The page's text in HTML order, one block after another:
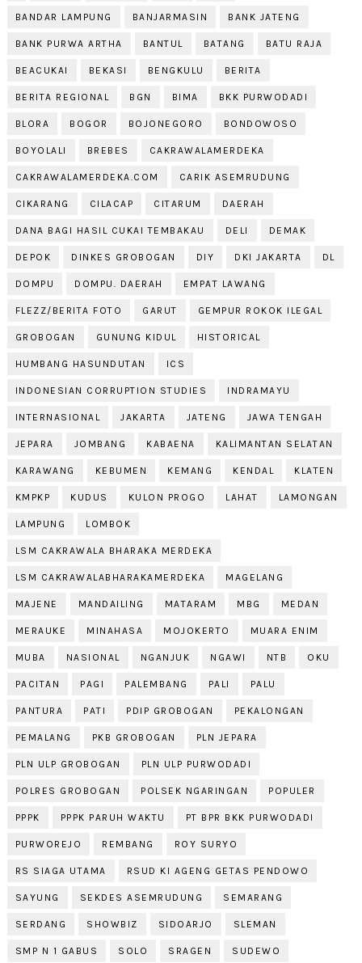
BANDAR LAMPUNG BANJARMASIN BANK JATENG
BANK PURWA ARTHA BANTUL BATANG BATU RAJA
BEACUKAI BEKASI BENGKULU BERITA
BERITA REGIONAL BGN BIMA BKK PURWODADI
BLORA BOGOR BOJONEGORO BONDOWOSO
BOYOLALI BREBES CAKRAWALAMERDEKA
CAKRAWALAMERDEKA.COM CARIK ASEMRUDUNG
CIKARANG CILACAP CITARUM DAERAH
DANA BAGI HASIL CUKAI TEMBAKAU DELI DEMAK
DEPOK DINKES GROBOGAN DIY DKI JAKARTA DL
DOMPU DOMPU. DAERAH EMPAT LAWANG
FLEZZ/BERITA FOTO GARUT GEMPUR ROKOK ILEGAL
GROBOGAN GUNUNG KIDUL HISTORICAL
HUMBANG HASUNDUTAN ICS
INDONESIAN CORRUPTION STUDIES INDRAMAYU
INTERNASIONAL JAKARTA JATENG JAWA TENGAH
JEPARA JOMBANG KABAENA KALIMANTAN SELATAN
KARAWANG KEBUMEN KEMANG KENDAL KLATEN
KMPKP KUDUS KULON PROGO LAHAT LAMONGAN
LAMPUNG LOMBOK
LSM CAKRAWALA BHARAKA MERDEKA
LSM CAKRAWALABHARAKAMERDEKA MAGELANG
MAJENE MANDAILING MATARAM MBG MEDAN
MERAUKE MINAHASA MOJOKERTO MUARA ENIM
MUBA NASIONAL NGANJUK NGAWI NTB OKU
PACITAN PAGI PALEMBANG PALI PALU
PANTURA PATI PDIP GROBOGAN PEKALONGAN
PEMALANG PKB GROBOGAN PLN JEPARA
PLN ULP GROBOGAN PLN ULP PURWODADI
POLRES GROBOGAN POLSEK NGARINGAN POPULER
PPPK PPPK PARUH WAKTU PT BPR BKK PURWODADI
PURWOREJO REMBANG ROY SURYO
RS SIAGA UTAMA RSUD KI AGENG GETAS PENDOWO
SAYUNG SEKDES ASEMRUDUNG SEMARANG
SERDANG SHOWBIZ SIDOARJO SLEMAN
SMP N 1 GABUS SOLO SRAGEN SUDEWO